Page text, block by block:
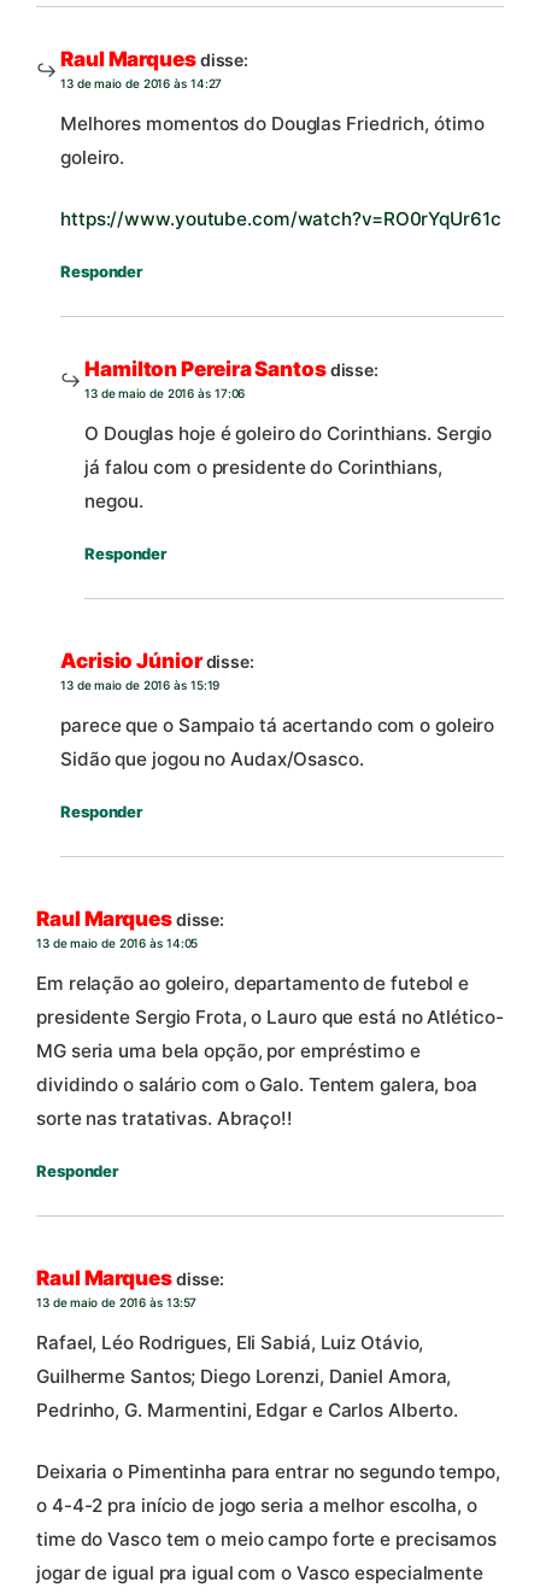
Raul Marquesdisse:
13 de maio de 2016 às 14:27
Melhores momentos do Douglas Friedrich, ótimo
goleiro.
https://www.youtube.com/watch?v=RO0rYqUr61c
Responder
Hamilton Pereira Santosdisse:
13 de maio de 2016 às 17:06
O Douglas hoje é goleiro do Corinthians. Sergio
já falou com o presidente do Corinthians,
negou.
Responder
Acrisio Júniordisse:
13 de maio de 2016 às 15:19
parece que o Sampaio tá acertando com o goleiro
Sidão que jogou no Audax/Osasco.
Responder
Raul Marquesdisse:
13 de maio de 2016 às 14:05
Em relação ao goleiro, departamento de futebol e
presidente Sergio Frota, o Lauro que está no Atlético-
MG seria uma bela opção, por empréstimo e
dividindo o salário com o Galo. Tentem galera, boa
sorte nas tratativas. Abraço!!
Responder
Raul Marquesdisse:
13 de maio de 2016 às 13:57
Rafael, Léo Rodrigues, Eli Sabiá, Luiz Otávio,
Guilherme Santos; Diego Lorenzi, Daniel Amora,
Pedrinho, G. Marmentini, Edgar e Carlos Alberto.
Deixaria o Pimentinha para entrar no segundo tempo,
o 4-4-2 pra início de jogo seria a melhor escolha, o
time do Vasco tem o meio campo forte e precisamos
jogar de igual pra igual com o Vasco especialmente